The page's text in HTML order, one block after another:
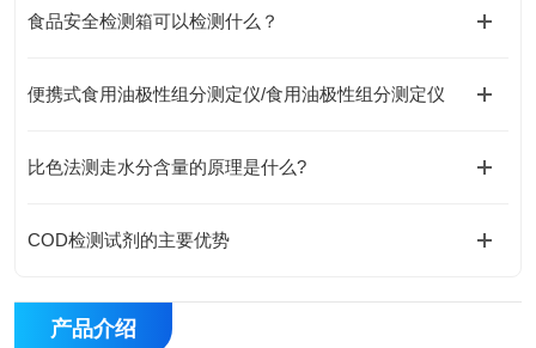
食品安全检测箱可以检测什么？
便携式食用油极性组分测定仪/食用油极性组分测定仪
比色法测走水分含量的原理是什么?
COD检测试剂的主要优势
产品介绍